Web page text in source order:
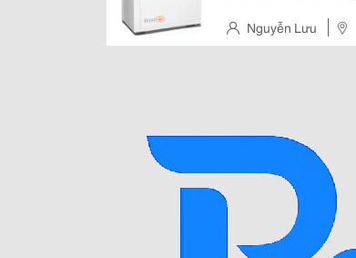
Nguyễn Lưu